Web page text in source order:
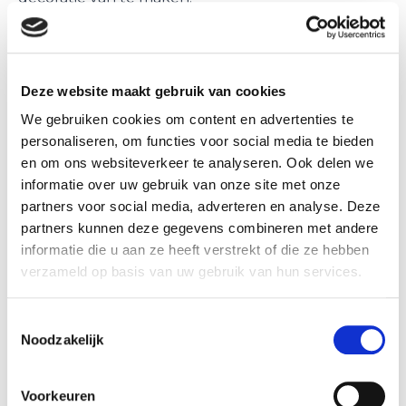
Deze website maakt gebruik van cookies
We gebruiken cookies om content en advertenties te
personaliseren, om functies voor social media te bieden
en om ons websiteverkeer te analyseren. Ook delen we
informatie over uw gebruik van onze site met onze
partners voor social media, adverteren en analyse. Deze
partners kunnen deze gegevens combineren met andere
informatie die u aan ze heeft verstrekt of die ze hebben
verzameld op basis van uw gebruik van hun services.
Noodzakelijk
Voorkeuren
ballonnen decoratie zelf maken met helium
Wilt u zelf helium ballonnen trosjes maken, daar
kunnen we u ook mee helpen.
Ballonnenpartners levert
lossehelium tankjesvoor 30
of 50 ballonnen.
Naast helium tankjes leveren
ballonnen linten.
De ballonnen die wij leveren zijn geschikt voor